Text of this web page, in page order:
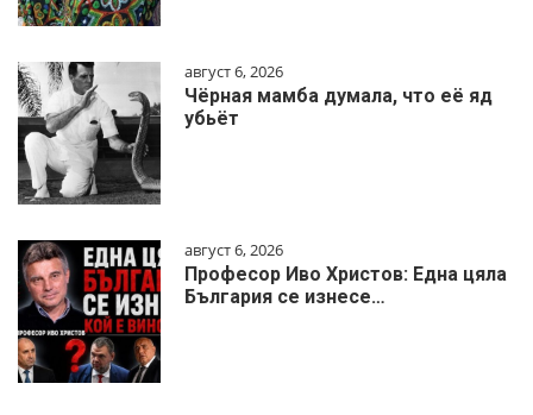
август 6, 2026
Чёрная мамба думала, что её яд
убьёт
август 6, 2026
Професор Иво Христов: Една цяла
България се изнесе…